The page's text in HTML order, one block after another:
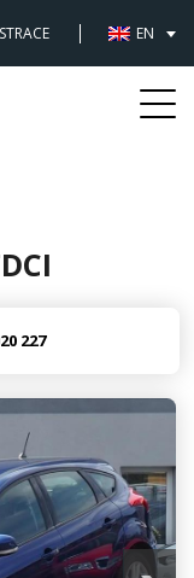
EN
227